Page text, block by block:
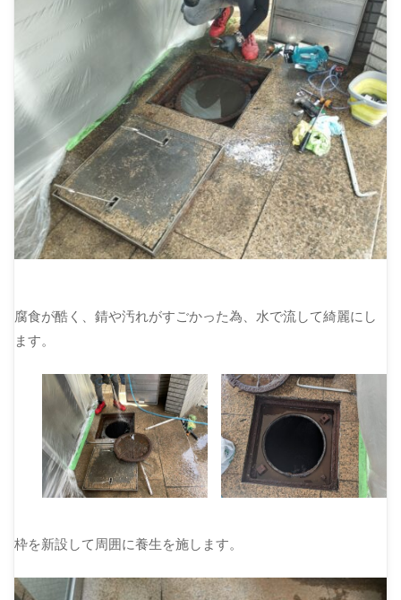
腐食が酷く、錆や汚れがすごかった為、水で流して綺麗にし
ます。
枠を新設して周囲に養生を施します。